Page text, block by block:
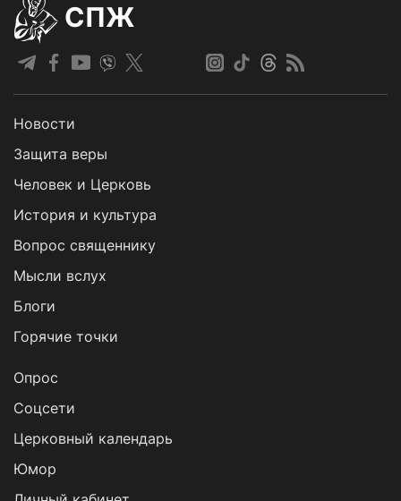
СПЖ
Новости
Защита веры
Человек и Церковь
История и культура
Вопрос священнику
Мысли вслух
Блоги
Горячие точки
Опрос
Cоцсети
Церковный календарь
Юмор